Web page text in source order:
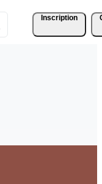
Inscription